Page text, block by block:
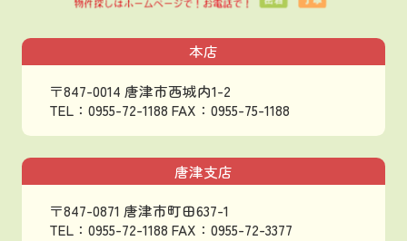
本店
〒847-0014 唐津市西城内1-2
TEL：0955-72-1188 FAX：0955-75-1188
唐津支店
〒847-0871 唐津市町田637-1
TEL：0955-72-1188 FAX：0955-72-3377